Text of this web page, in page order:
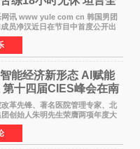
来
www yule com cn 韩国男团
员净汉近日在节目中首度公开出
生经历，并提及经纪公司Pledis
泛关注。 在8月2日播出的日本
周
能经济新形态 Al赋能
第十四届CIES峰会在南
先锋、著名医院管理专家、北
创始人朱明先生荣膺两项年度大
31日，盛夏金陵，长江之畔，
实·强链接为主题的2026&lsquo;人